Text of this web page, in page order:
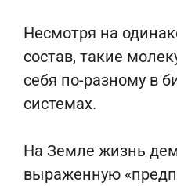
Несмотря на
состав, такие
себя по-разному в
системах.
На Земле жизнь
выраженную